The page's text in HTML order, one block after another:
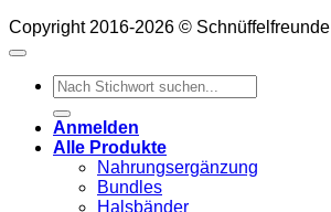
Copyright 2016-2026 © Schnüffelfreunde
Suchen
nach:
Anmelden
Alle Produkte
Nahrungsergänzung
Bundles
Halsbänder